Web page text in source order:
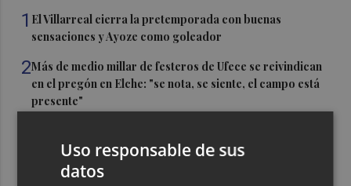
1 El Villarreal cierra la pretemporada con buenas
sensaciones y Ayoze como goleador
2Más de medio millar de festeros de Ufece se reivindican
en el pregón en Elche: "se nota, se siente, el campo está
presente"
diversidad su "seña de identidad"
El centro de salud de Benetússer recibe un sello estatal
Uso responsable de sus
datos